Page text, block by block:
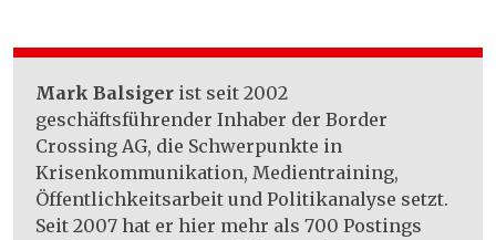
Mark Balsiger ist seit 2002
geschäftsführender Inhaber der Border
Crossing AG, die Schwerpunkte in
Krisenkommunikation, Medientraining,
Öffentlichkeitsarbeit und Politikanalyse setzt.
Seit 2007 hat er hier mehr als 700 Postings